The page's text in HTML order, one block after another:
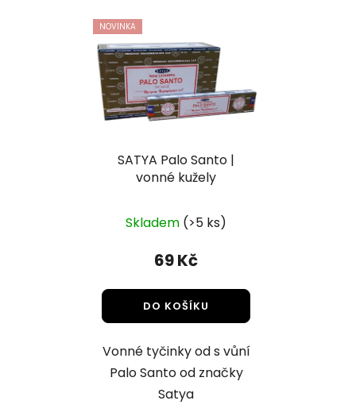
NOVINKA
SATYA Palo Santo |
vonné kužely
Skladem (>5 ks)
69 Kč
DO KOŠÍKU
Vonné tyčinky od s vůní
Palo Santo od značky
Satya